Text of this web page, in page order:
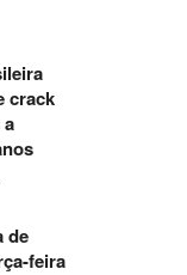
crack
de
feira